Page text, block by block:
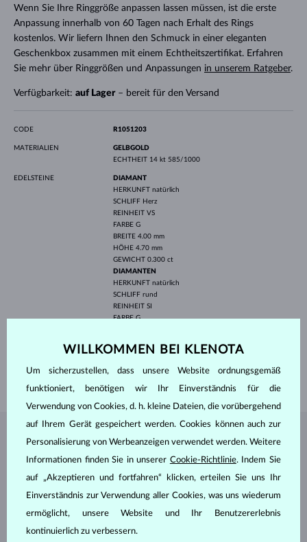
Wenn Sie Ihre Ringgröße anpassen lassen müssen, ist die erste
Anpassung innerhalb von 60 Tagen nach Erhalt des Rings
kostenlos. Wir liefern Ihnen den Schmuck in einer eleganten
Geschenkbox zusammen mit einem Echtheitszertifikat. Erfahren
Sie mehr über Ringgrößen und Anpassungen in unserem Ratgeber.
Verfügbarkeit: auf Lager– bereit für den Versand
CODE R1051203
MATERIALIEN
GELBGOLD
ECHTHEIT 14 kt 585/1000
EDELSTEINE
DIAMANT
HERKUNFT natürlich
SCHLIFF Herz
REINHEIT VS
FARBE G
BREITE 4.00 mm
HÖHE 4.70 mm
GEWICHT 0.300 ct
DIAMANTEN
HERKUNFT natürlich
SCHLIFF rund
REINHEIT SI
FARBEG
SCHMUCK AUS DEMKLENOTA ATELIER
WILLKOMMEN BEI KLENOTA
Um sicherzustellen, dass unsere Website ordnungsgemäß
funktioniert, benötigen wir Ihr Einverständnis für die
Verwendung von Cookies, d. h. kleine Dateien, die vorübergehend
auf Ihrem Gerät gespeichert werden. Cookies können auch zur
Personalisierung von Werbeanzeigen verwendet werden. Weitere
Informationen finden Sie in unserer Cookie-Richtlinie. Indem Sie
auf „Akzeptieren und fortfahren“ klicken, erteilen Sie uns Ihr
Einverständnis zur Verwendung aller Cookies, was uns wiederum
ermöglicht, unsere Website und Ihr Benutzererlebnis
kontinuierlich zu verbessern.